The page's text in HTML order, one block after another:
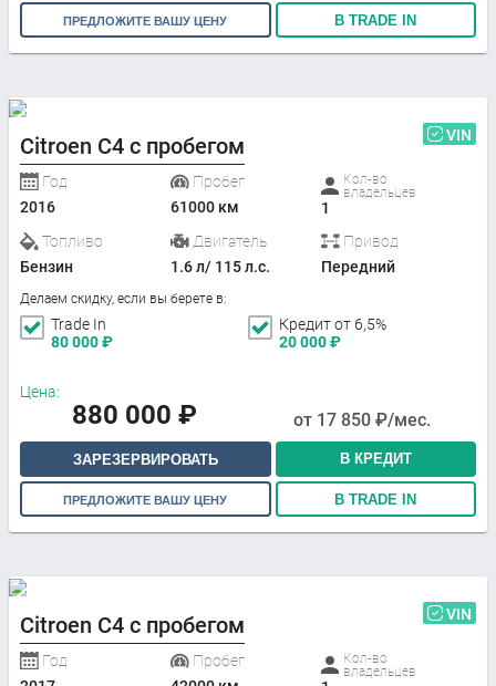
ПРЕДЛОЖИТЕ ВАШУ ЦЕНУ В TRADE IN
Citroen C4 с пробегом VIN
Год
2016
Пробег
61000 км
Кол-во
владельцев
1
Топливо
Бензин
Двигатель
1.6 л/ 115 л.с.
Привод
Передний
Делаем скидку, если вы берете в:
Trade In
80 000₽
Кредит от 6,5%
20 000₽
Цена:
880 000 ₽ от 17 850 ₽/мес.
ЗАРЕЗЕРВИРОВАТЬ В КРЕДИТ
ПРЕДЛОЖИТЕ ВАШУ ЦЕНУ В TRADE IN
Citroen C4 с пробегом VIN
Год
Пробег
Кол-во
владельцев